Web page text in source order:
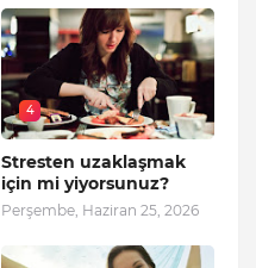
4
Stresten uzaklaşmak
için mi yiyorsunuz?
Perşembe, Haziran 25, 2026